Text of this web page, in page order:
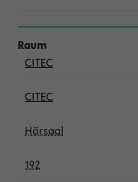
CITEC
CITEC
Hörsaal
192